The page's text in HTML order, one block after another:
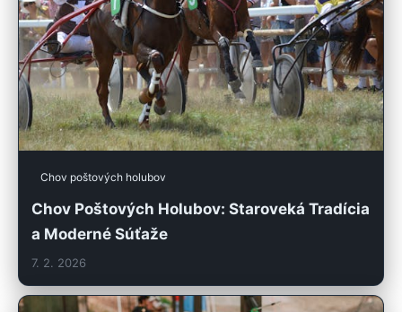
Chov poštových holubov
Chov Poštových Holubov: Staroveká Tradícia
a Moderné Súťaže
7. 2. 2026